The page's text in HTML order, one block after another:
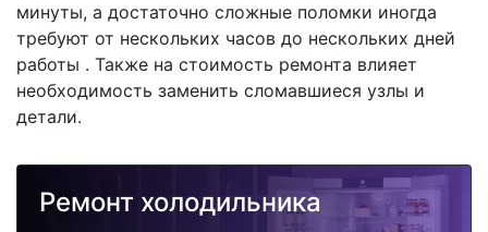
минуты, а достаточно сложные поломки иногда
требуют от нескольких часов до нескольких дней
работы . Также на стоимость ремонта влияет
необходимость заменить сломавшиеся узлы и
детали.
Ремонт холодильника